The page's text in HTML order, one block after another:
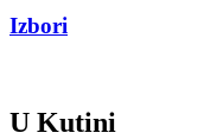
Izbori
U Kutini